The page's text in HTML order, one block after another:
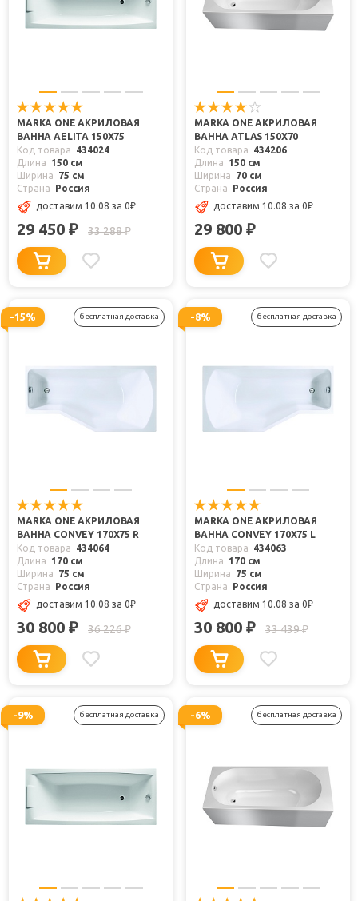
MARKA ONE АКРИЛОВАЯ
ВАННА AELITA 150X75
Код товара
434024
Длина
150 см
Ширина
75 см
Страна
Россия
доставим 10.08 за 0₽
29 450 ₽ 33 288₽
MARKA ONE АКРИЛОВАЯ
ВАННА ATLAS 150X70
Код товара
434206
Длина
150 см
Ширина
70 см
Страна
Россия
доставим 10.08 за 0₽
29 800 ₽
-15% бесплатная доставка
MARKA ONE АКРИЛОВАЯ
ВАННА CONVEY 170X75 R
Код товара
434064
Длина
170 см
Ширина
75 см
Страна
Россия
доставим 10.08 за 0₽
30 800 ₽ 36 226₽
-8% бесплатная доставка
MARKA ONE АКРИЛОВАЯ
ВАННА CONVEY 170X75 L
Код товара
434063
Длина
170 см
Ширина
75 см
Страна
Россия
доставим 10.08 за 0₽
30 800 ₽ 33 439₽
-9% бесплатная доставка -6% бесплатная доставка